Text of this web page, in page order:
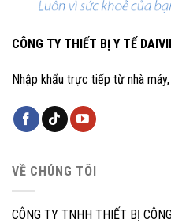
CÔNG TY THIẾT BỊ Y TẾ
Nhập khẩu trực tiếp từ nhà
VỀ CHÚNG TÔI
CÔNG TY TNHH THIẾT BỊ